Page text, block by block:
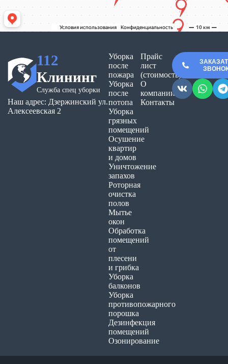
112
Клининг
Служба спец уборки
Наш адрес: Дзержинский ул.
Алексеевская 2
Уборка
после
пожара
Уборка
после
потопа
Уборка
грязных
помещений
Осушение
квартир
и домов
Уничтожение
запахов
Роторная
очистка
полов
Мытье
окон
Обработка
помещений
от
плесени
и грибка
Уборка
балконов
Уборка
противопожарного
порошка
Дезинфекция
помещений
Озонирование
Прайс
лист
(стоимость)
О
компании
Контакты